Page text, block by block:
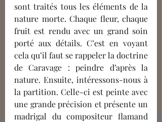
sont traités tous les éléments de la
nature morte. Chaque fleur, chaque
fruit est rendu avec un grand soin
porté aux détails. C’est en voyant
cela qu’il faut se rappeler la doctrine
de Caravage : peindre d’après la
nature. Ensuite, intéressons-nous à
la partition. Celle-ci est peinte avec
une grande précision et présente un
madrigal du compositeur flamand